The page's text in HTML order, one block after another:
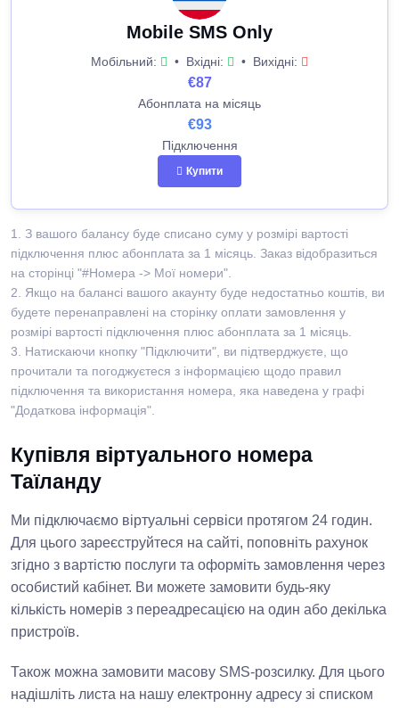
Mobile SMS Only
Мобільний: • Вхідні: • Вихідні:
€87
Абонплата на місяць
€93
Підключення
Купити
1. З вашого балансу буде списано суму у розмірі вартості
підключення плюс абонплата за 1 місяць. Заказ відобразиться
на сторінці "#Номера -> Мої номери".
2. Якщо на балансі вашого акаунту буде недостатньо коштів, ви
будете перенаправлені на сторінку оплати замовлення у
розмірі вартості підключення плюс абонплата за 1 місяць.
3. Натискаючи кнопку "Підключити", ви підтверджуєте, що
прочитали та погоджуєтеся з інформацією щодо правил
підключення та використання номера, яка наведена у графі
"Додаткова інформація".
Купівля віртуального номера
Таїланду
Ми підключаємо віртуальні сервіси протягом 24 годин.
Для цього зареєструйтеся на сайті, поповніть рахунок
згідно з вартістю послуги та оформіть замовлення через
особистий кабінет. Ви можете замовити будь-яку
кількість номерів з переадресацією на один або декілька
пристроїв.
Також можна замовити масову SMS-розсилку. Для цього
надішліть листа на нашу електронну адресу зі списком